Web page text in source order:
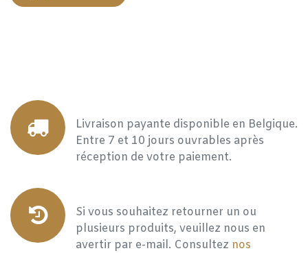
Livraison payante disponible en Belgique.
Entre 7 et 10 jours ouvrables après
réception de votre paiement.
Si vous souhaitez retourner un ou
plusieurs produits, veuillez nous en
avertir par e-mail. Consultez nos